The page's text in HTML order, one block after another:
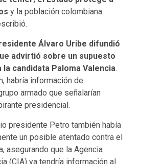
y la población colombiana
Álvaro Uribe difundió
advirtió sobre un supuesto
la candidata Paloma Valencia.
habría información de
armado que señalarían
presidencial.
presidente Petro también había
un posible atentado contra el
asegurando que la Agencia
(CIA) ya tendría información al